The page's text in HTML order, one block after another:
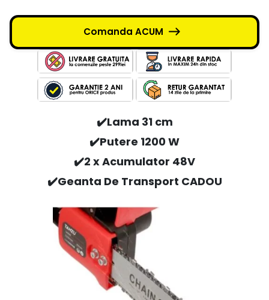
Comanda ACUM
✔️Lama 31 cm
✔️Putere 1200 W
✔️2 x Acumulator 48V
✔️Geanta De Transport CADOU